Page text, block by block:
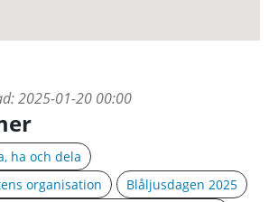
2025-01-20 00:00
ha och dela
organisation
Blåljusdagen 2025